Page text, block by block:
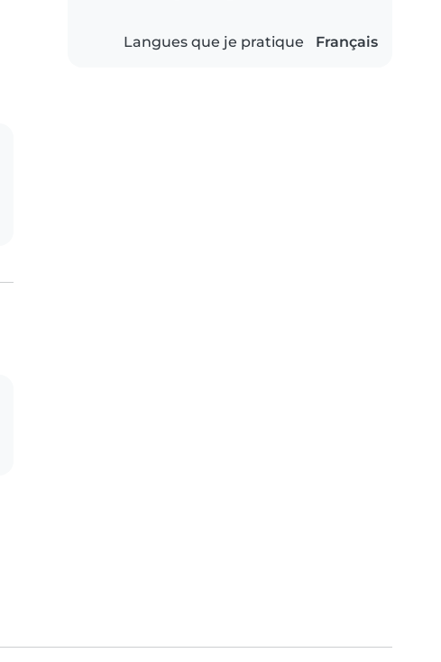
Langues que je pratique Français